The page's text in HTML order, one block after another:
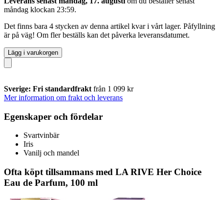
måndag klockan 23:59.
Det finns bara 4 stycken av denna artikel kvar i vårt lager. Påfyllning
är på väg! Om fler beställs kan det påverka leveransdatumet.
Lägg i varukorgen
Sverige: Fri standardfrakt från 1 099 kr
Mer information om frakt och leverans
Egenskaper och fördelar
Svartvinbär
Iris
Vanilj och mandel
Ofta köpt tillsammans med LA RIVE Her Choice
Eau de Parfum, 100 ml